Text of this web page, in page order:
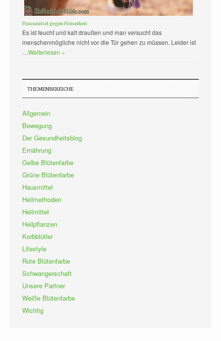
Hausmittel gegen Heiserkeit
Es ist feucht und kalt draußen und man versucht das
menschenmögliche nicht vor die Tür gehen zu müssen. Leider ist
…Weiterlesen »
THEMENBEREICHE
Allgemein
Bewegung
Der Gesundheitsblog
Ernährung
Gelbe Blütenfarbe
Grüne Blütenfarbe
Hausmittel
Heilmethoden
Heilmittel
Heilpflanzen
Korbblütler
Lifestyle
Rote Blütenfarbe
Schwangerschaft
Unsere Partner
Weiße Blütenfarbe
Wichtig